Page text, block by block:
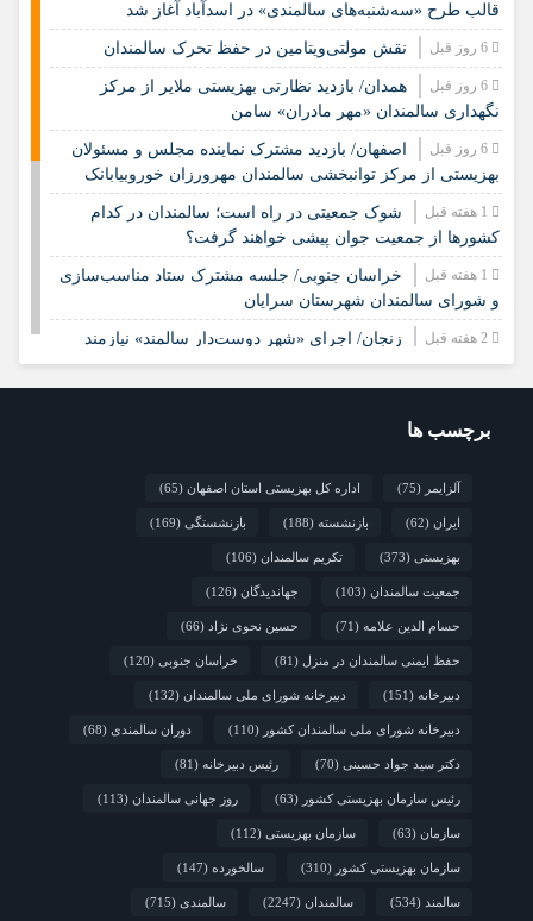
قالب طرح «سه‌شنبه‌های سالمندی» در اسدآباد آغاز شد
نقش مولتی‌ویتامین در حفظ تحرک سالمندان
همدان/ بازدید نظارتی بهزیستی ملایر از مرکز
نگهداری سالمندان «مهر مادران» سامن
اصفهان/ بازدید مشترک نماینده مجلس و مسئولان
بهزیستی از مرکز توانبخشی سالمندان مهرورزان خوروبیابانک
شوک جمعیتی در راه است؛ سالمندان در کدام
کشورها از جمعیت جوان پیشی خواهند گرفت؟
خراسان جنوبی/ جلسه مشترک ستاد مناسب‌سازی
و شورای سالمندان شهرستان سرایان
زنجان/ اجرای «شهر دوست‌دار سالمند» نیازمند
مشارکت همه دستگاه‌هاست
محلی و مشارکت اجتماعی
مورد چگونگی مشارکت رویکردهای جامعه‌محور در سالمندی سالم
فارس/ سه‌گانه افتتاح مراکز سالمندان در هفته
بهزیستی؛ پاسداشت مقام مادربزرگ‌ها و پدربزرگ‌ها
برچسب ها
آلزایمر (75) اداره کل بهزیستی استان اصفهان (65)
ایران (62) بازنشسته (188) بازنشستگی (169)
بهزیستی (373) تکریم سالمندان (106)
جمعیت سالمندان (103) جهاندیدگان (126)
حسام الدین علامه (71) حسین نحوی نژاد (66)
حفظ ایمنی سالمندان در منزل (81) خراسان جنوبی (120)
دبیرخانه (151) دبیرخانه شورای ملی سالمندان (132)
دبیرخانه شورای ملی سالمندان کشور (110) دوران سالمندی (68)
دکتر سید جواد حسینی (70) رئیس دبیرخانه (81)
رئیس سازمان بهزیستی کشور (63) روز جهانی سالمندان (113)
سازمان (63) سازمان بهزیستی (112)
سازمان بهزیستی کشور (310) سالخورده (147)
سالمند (534) سالمندان (2247) سالمندی (715)